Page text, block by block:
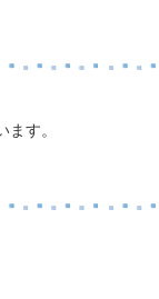
す。